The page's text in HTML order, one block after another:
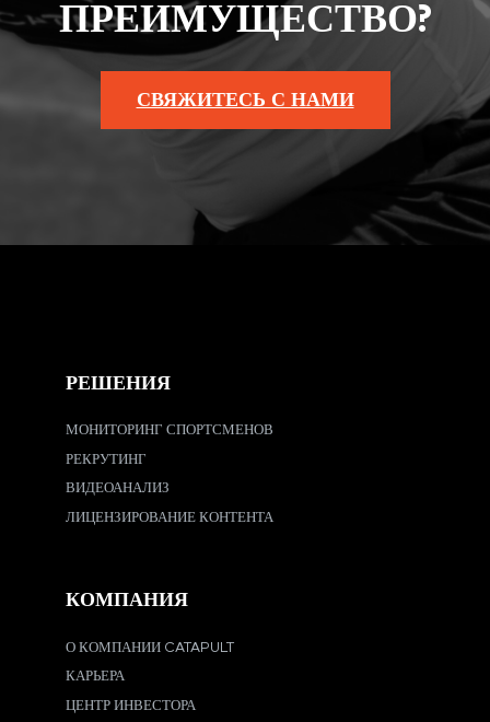
ПРЕИМУЩЕСТВО?
СВЯЖИТЕСЬ С НАМИ
РЕШЕНИЯ
МОНИТОРИНГ СПОРТСМЕНОВ
РЕКРУТИНГ
ВИДЕОАНАЛИЗ
ЛИЦЕНЗИРОВАНИЕ КОНТЕНТА
КОМПАНИЯ
О КОМПАНИИ CATAPULT
КАРЬЕРА
ЦЕНТР ИНВЕСТОРА